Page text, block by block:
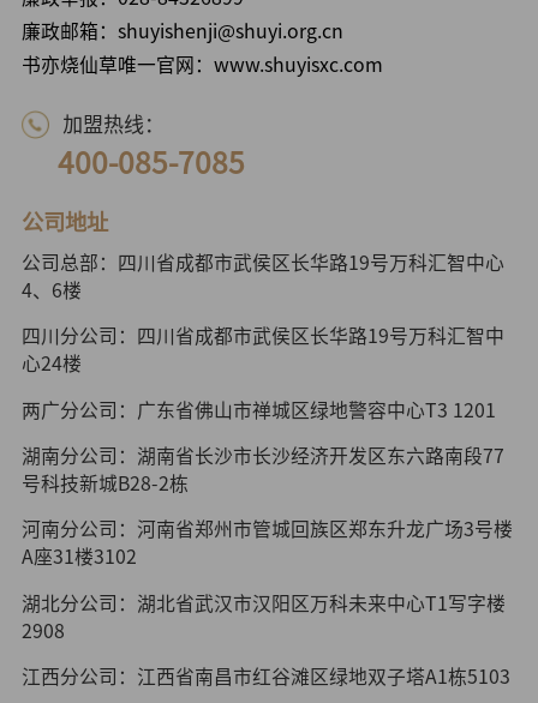
廉政邮箱：shuyishenji@shuyi.org.cn
书亦烧仙草唯一官网：www.shuyisxc.com
加盟热线：
400-085-7085
公司地址
公司总部：四川省成都市武侯区长华路19号万科汇智中心
4、6楼
四川分公司：四川省成都市武侯区长华路19号万科汇智中
心24楼
两广分公司：广东省佛山市禅城区绿地警容中心T3 1201
湖南分公司：湖南省长沙市长沙经济开发区东六路南段77
号科技新城B28-2栋
河南分公司：河南省郑州市管城回族区郑东升龙广场3号楼
A座31楼3102
湖北分公司：湖北省武汉市汉阳区万科未来中心T1写字楼
2908
江西分公司：江西省南昌市红谷滩区绿地双子塔A1栋5103